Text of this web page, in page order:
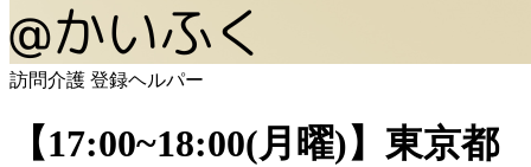
訪問介護 登録ヘルパー
【17:00~18:00(月曜)】東京都